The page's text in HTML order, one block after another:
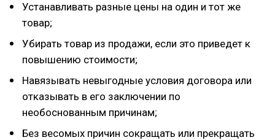
Устанавливать разные цены на один и тот же
товар;
Убирать товар из продажи, если это приведет к
повышению стоимости;
Навязывать невыгодные условия договора или
отказывать в его заключении по
необоснованным причинам;
Без весомых причин сокращать или прекращать